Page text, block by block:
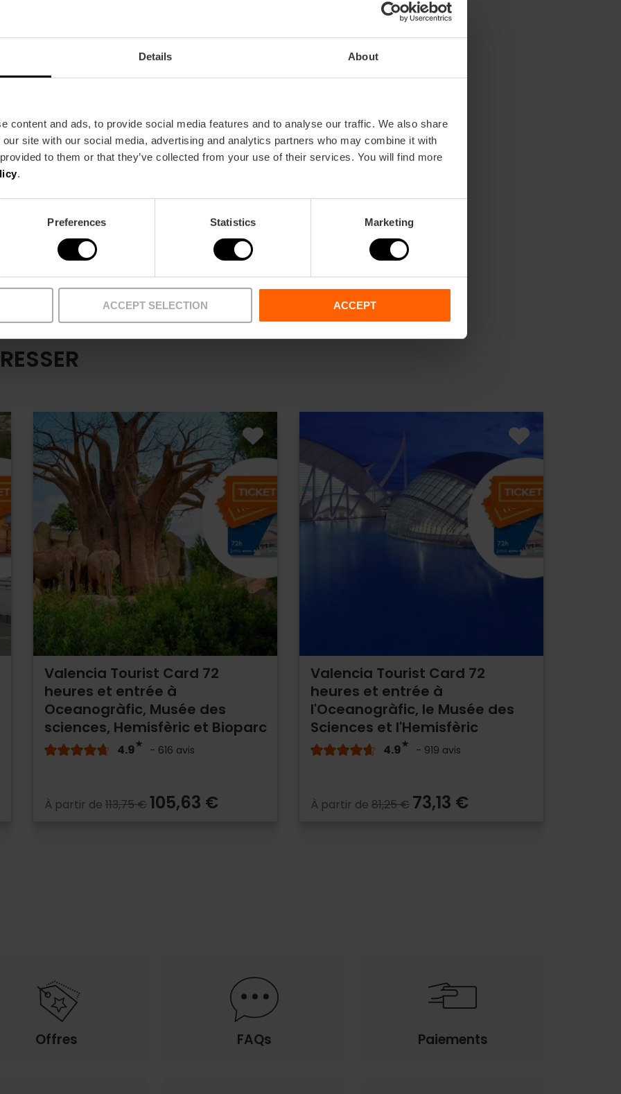
Details About
content and ads, to provide social media features and to analyse our traffic. We also share
site with our social media, advertising and analytics partners who may combine it with
to them or that they’ve collected from your use of their services. You will find more
.
Preferences Statistics Marketing
ACCEPT SELECTION ACCEPT
Valencia Tourist Card 72
heures et entrée à
Oceanogràfic, Musée des
sciences, Hemisfèric et Bioparc
4.9 - 616 avis
À partir de 113,75 €105,63 €
Valencia Tourist Card 72
heures et entrée à
l'Oceanogràfic, le Musée des
Sciences et l'Hemisfèric
4.9 - 919 avis
À partir de 81,25 € 73,13 €
Offres FAQs Paiements